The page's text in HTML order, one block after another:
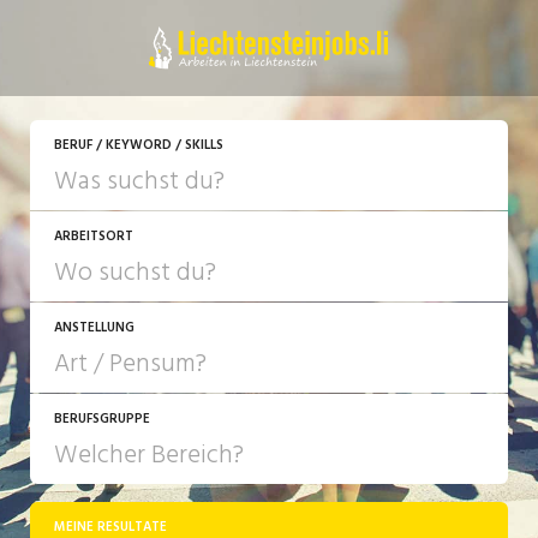
BERUF / KEYWORD / SKILLS
ARBEITSORT
ANSTELLUNG
JOB-TYP
Festanstellung
BERUFSGRUPPE
MEINE RESULTATE
JETZT BEWERBEN